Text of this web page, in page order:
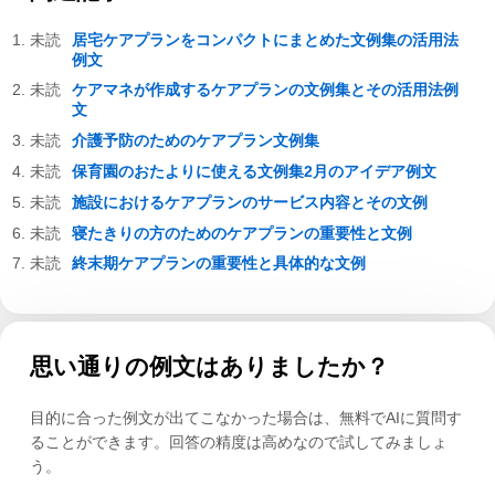
居宅ケアプランをコンパクトにまとめた文例集の活用法
例文
ケアマネが作成するケアプランの文例集とその活用法例
文
介護予防のためのケアプラン文例集
保育園のおたよりに使える文例集2月のアイデア例文
施設におけるケアプランのサービス内容とその文例
寝たきりの方のためのケアプランの重要性と文例
終末期ケアプランの重要性と具体的な文例
思い通りの例文はありましたか？
目的に合った例文が出てこなかった場合は、無料でAIに質問す
ることができます。回答の精度は高めなので試してみましょ
う。